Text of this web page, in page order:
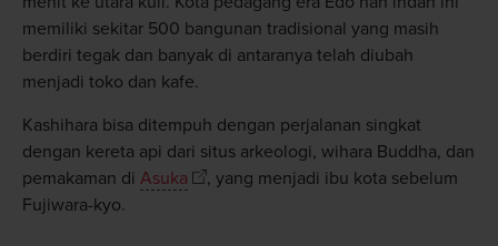
memiliki sekitar 500 bangunan tradisional yang masih
berdiri tegak dan banyak di antaranya telah diubah
menjadi toko dan kafe.
Kashihara bisa ditempuh dengan perjalanan singkat
dengan kereta api dari situs arkeologi, wihara Buddha, dan
pemakaman di Asuka
, yang menjadi ibu kota sebelum
Fujiwara-kyo.